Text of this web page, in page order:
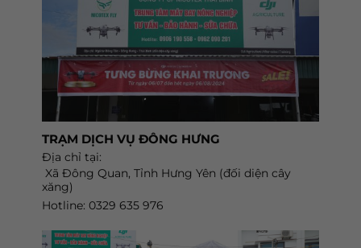
TRẠM DỊCH VỤ ĐÔNG HƯNG
Địa chỉ tại:
Xã Đông Quan, Tỉnh Hưng Yên (đối diện cây
xăng)
Hotline: 0329 635 976